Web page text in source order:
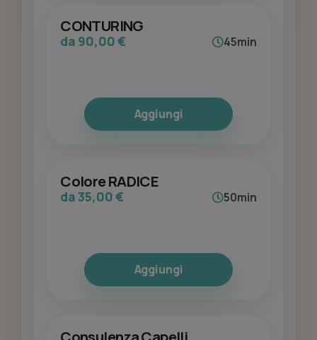
CONTURING
da 90,00 € 45min
Aggiungi
Colore RADICE
da 35,00 € 50min
Aggiungi